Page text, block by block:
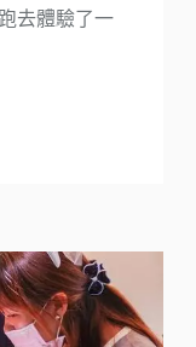
去體驗了一